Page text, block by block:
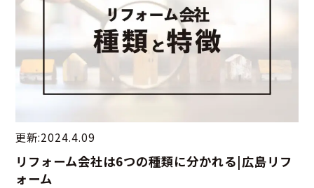
更新:2024.4.09
リフォーム会社は6つの種類に分かれる|広島リフ
ォーム